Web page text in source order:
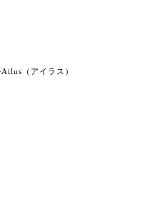
（アイラス）